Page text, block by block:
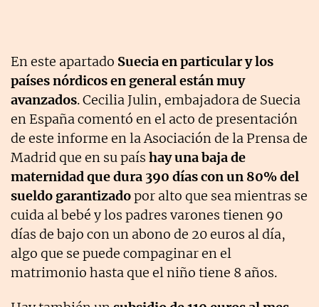
En este apartado Suecia en particular y los
países nórdicos en general están muy
avanzados. Cecilia Julin, embajadora de Suecia
en España comentó en el acto de presentación
de este informe en la Asociación de la Prensa de
Madrid que en su país hay una baja de
maternidad que dura 390 días con un 80% del
sueldo garantizadopor alto que sea mientras se
cuida al bebé y los padres varones tienen 90
días de bajo con un abono de 20 euros al día,
algo que se puede compaginar en el
matrimonio hasta que el niño tiene 8 años.